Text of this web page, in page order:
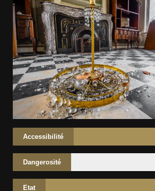
Accessibilité
Dangerosité
Etat